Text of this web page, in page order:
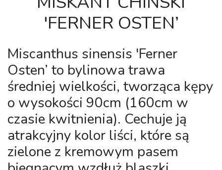
'FERNER OSTEN’
Miscanthus sinensis 'Ferner
Osten’ to bylinowa trawa
średniej wielkości, tworząca kępy
o wysokości 90cm (160cm w
czasie kwitnienia). Cechuje ją
atrakcyjny kolor liści, które są
zielone z kremowym pasem